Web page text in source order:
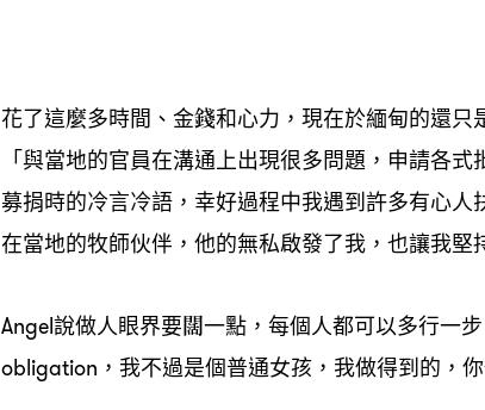
花了這麼多時間、金錢和心力 ， 現在於緬甸的還只
「與當地的官員在溝通上出現很多問題 ， 申請各式
募捐時的冷言冷語 ， 幸好過程中我遇到許多有心人
在當地的牧師伙伴 ， 他的無私啟發了我 ， 也讓我堅
Angel說做人眼界要闊一點 ， 每個人都可以多行一步
obligation， 我不過是個普通女孩 ， 我做得到的 ，